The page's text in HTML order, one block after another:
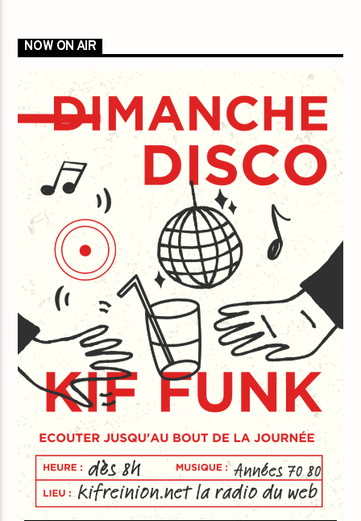
NOW ON AIR